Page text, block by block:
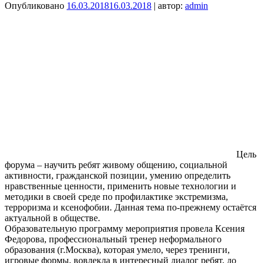
Опубликовано 16.03.201816.03.2018 | автор: admin
Цель
форума – научить ребят живому общению, социальной
активности, гражданской позиции, умению определить
нравственные ценности, применить новые технологии и
методики в своей среде по профилактике экстремизма,
терроризма и ксенофобии. Данная тема по-прежнему остаётся
актуальной в обществе.
Образовательную программу мероприятия провела Ксения
Федорова, профессиональный тренер неформального
образования (г.Москва), которая умело, через тренинги,
игровые формы, вовлекла в интересный диалог ребят, до